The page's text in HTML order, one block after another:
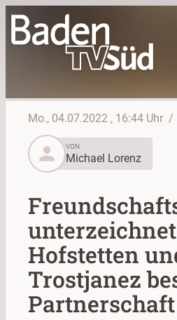
Mo., 04.07.2022 , 16:44 Uhr /
person
VON
Michael Lorenz
Hofstetten
Trostjanez
Partnerschaft